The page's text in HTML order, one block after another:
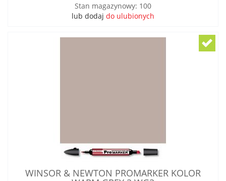
Stan magazynowy: 100
lub dodaj do ulubionych
WINSOR & NEWTON PROMARKER KOLOR